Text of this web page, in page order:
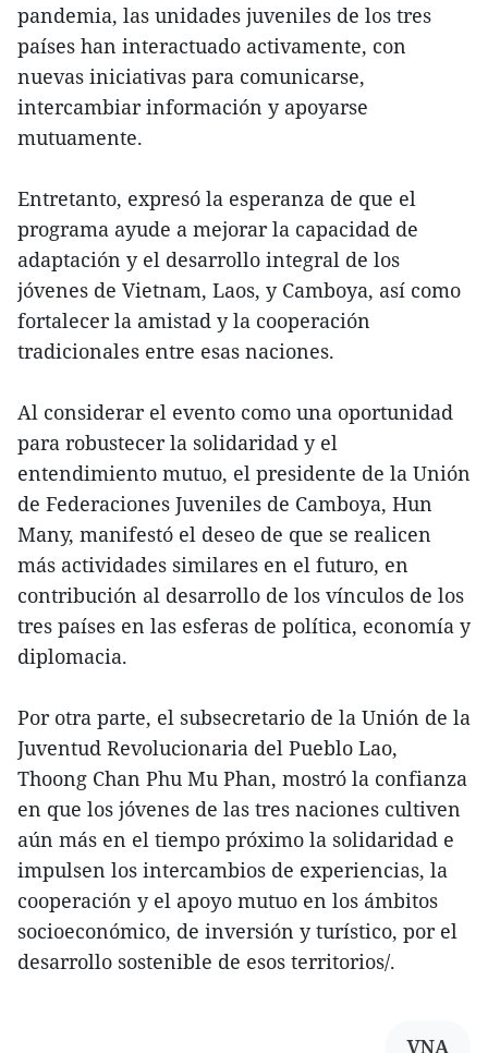
pandemia, las unidades juveniles de los tres
países han interactuado activamente, con
nuevas iniciativas para comunicarse,
intercambiar información y apoyarse
mutuamente.
Entretanto, expresó la esperanza de que el
programa ayude a mejorar la capacidad de
adaptación y el desarrollo integral de los
jóvenes de Vietnam, Laos, y Camboya, así como
fortalecer la amistad y la cooperación
tradicionales entre esas naciones.
Al considerar el evento como una oportunidad
para robustecer la solidaridad y el
entendimiento mutuo, el presidente de la Unión
de Federaciones Juveniles de Camboya, Hun
Many, manifestó el deseo de que se realicen
más actividades similares en el futuro, en
contribución al desarrollo de los vínculos de los
tres países en las esferas de política, economía y
diplomacia.
Por otra parte, el subsecretario de la Unión de la
Juventud Revolucionaria del Pueblo Lao,
Thoong Chan Phu Mu Phan, mostró la confianza
en que los jóvenes de las tres naciones cultiven
aún más en el tiempo próximo la solidaridad e
impulsen los intercambios de experiencias, la
cooperación y el apoyo mutuo en los ámbitos
socioeconómico, de inversión y turístico, por el
desarrollo sostenible de esos territorios/.
VNA